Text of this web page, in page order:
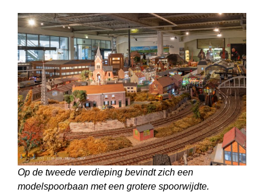
Op de tweede verdieping bevindt zich een
modelspoorbaan met een grotere spoorwijdte.